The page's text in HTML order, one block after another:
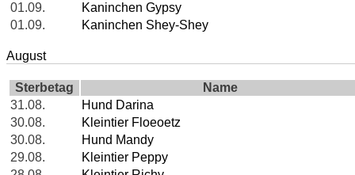
01.09.
Kaninchen Gypsy
01.09.
Kaninchen Shey-Shey
August
Sterbetag
Name
31.08.
Hund Darina
30.08.
Kleintier Floeoetz
30.08.
Hund Mandy
29.08.
Kleintier Peppy